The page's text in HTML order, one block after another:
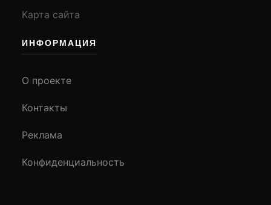
Карта сайта
ИНФОРМАЦИЯ
О проекте
Контакты
Реклама
Конфиденциальность